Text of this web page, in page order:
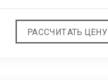
РАССЧИТАТЬ ЦЕНУ